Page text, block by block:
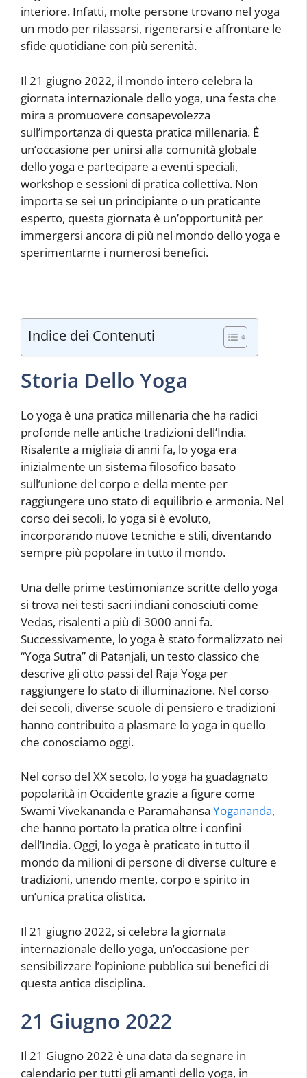
interiore. Infatti, molte persone trovano nel yoga
un modo per rilassarsi, rigenerarsi e affrontare le
sfide quotidiane con più serenità.
Il 21 giugno 2022, il mondo intero celebra la
giornata internazionale dello yoga, una festa che
mira a promuovere consapevolezza
sull’importanza di questa pratica millenaria. È
un’occasione per unirsi alla comunità globale
dello yoga e partecipare a eventi speciali,
workshop e sessioni di pratica collettiva. Non
importa se sei un principiante o un praticante
esperto, questa giornata è un’opportunità per
immergersi ancora di più nel mondo dello yoga e
sperimentarne i numerosi benefici.
Indice dei Contenuti
Storia Dello Yoga
Lo yoga è una pratica millenaria che ha radici
profonde nelle antiche tradizioni dell’India.
Risalente a migliaia di anni fa, lo yoga era
inizialmente un sistema filosofico basato
sull’unione del corpo e della mente per
raggiungere uno stato di equilibrio e armonia. Nel
corso dei secoli, lo yoga si è evoluto,
incorporando nuove tecniche e stili, diventando
sempre più popolare in tutto il mondo.
Una delle prime testimonianze scritte dello yoga
si trova nei testi sacri indiani conosciuti come
Vedas, risalenti a più di 3000 anni fa.
Successivamente, lo yoga è stato formalizzato nei
“Yoga Sutra” di Patanjali, un testo classico che
descrive gli otto passi del Raja Yoga per
raggiungere lo stato di illuminazione. Nel corso
dei secoli, diverse scuole di pensiero e tradizioni
hanno contribuito a plasmare lo yoga in quello
che conosciamo oggi.
Nel corso del XX secolo, lo yoga ha guadagnato
popolarità in Occidente grazie a figure come
Swami Vivekananda e Paramahansa Yogananda,
che hanno portato la pratica oltre i confini
dell’India. Oggi, lo yoga è praticato in tutto il
mondo da milioni di persone di diverse culture e
tradizioni, unendo mente, corpo e spirito in
un’unica pratica olistica.
Il 21 giugno 2022, si celebra la giornata
internazionale dello yoga, un’occasione per
sensibilizzare l’opinione pubblica sui benefici di
questa antica disciplina.
21 Giugno 2022
Il 21 Giugno 2022 è una data da segnare in
calendario per tutti gli amanti dello yoga, in